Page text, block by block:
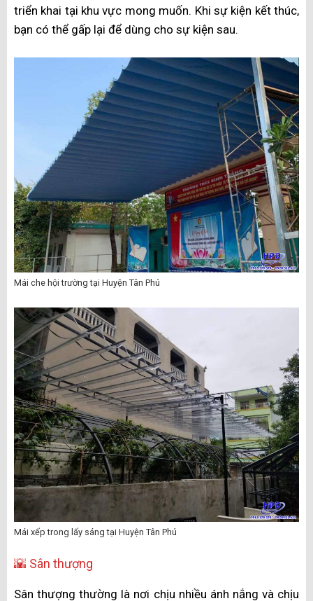
triển khai tại khu vực mong muốn. Khi sự kiện kết thúc,
bạn có thể gấp lại để dùng cho sự kiện sau.
Mái che hội trường tại Huyện Tân Phú
Mái xếp trong lấy sáng tại Huyện Tân Phú
🌇 Sân thượng
Sân thượng thường là nơi chịu nhiều ánh nắng và chịu